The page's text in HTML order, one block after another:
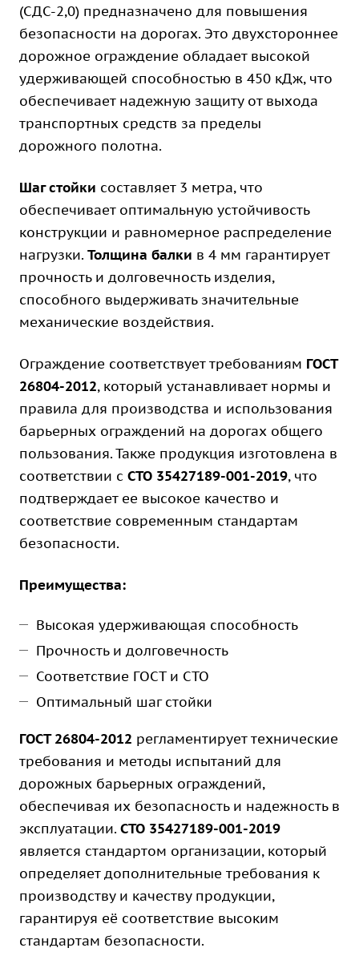
(СДС-2,0) предназначено для повышения
безопасности на дорогах. Это двухстороннее
дорожное ограждение обладает высокой
удерживающей способностью в 450 кДж, что
обеспечивает надежную защиту от выхода
транспортных средств за пределы
дорожного полотна.
Шаг стойки составляет 3 метра, что
обеспечивает оптимальную устойчивость
конструкции и равномерное распределение
нагрузки. Толщина балки в 4 мм гарантирует
прочность и долговечность изделия,
способного выдерживать значительные
механические воздействия.
Ограждение соответствует требованиям ГОСТ
26804-2012, который устанавливает нормы и
правила для производства и использования
барьерных ограждений на дорогах общего
пользования. Также продукция изготовлена в
соответствии с СТО 35427189-001-2019, что
подтверждает ее высокое качество и
соответствие современным стандартам
безопасности.
Преимущества:
Высокая удерживающая способность
Прочность и долговечность
Соответствие ГОСТ и СТО
Оптимальный шаг стойки
ГОСТ 26804-2012 регламентирует технические
требования и методы испытаний для
дорожных барьерных ограждений,
обеспечивая их безопасность и надежность в
эксплуатации. СТО 35427189-001-2019
является стандартом организации, который
определяет дополнительные требования к
производству и качеству продукции,
гарантируя её соответствие высоким
стандартам безопасности.